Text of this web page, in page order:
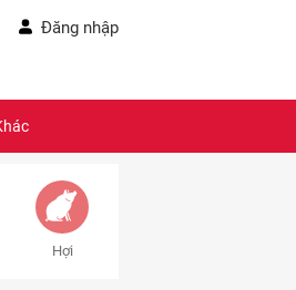
Đăng nhập
Hợi